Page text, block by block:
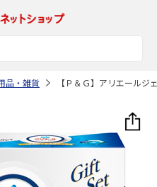
品・雑貨 【Ｐ＆Ｇ】アリエール